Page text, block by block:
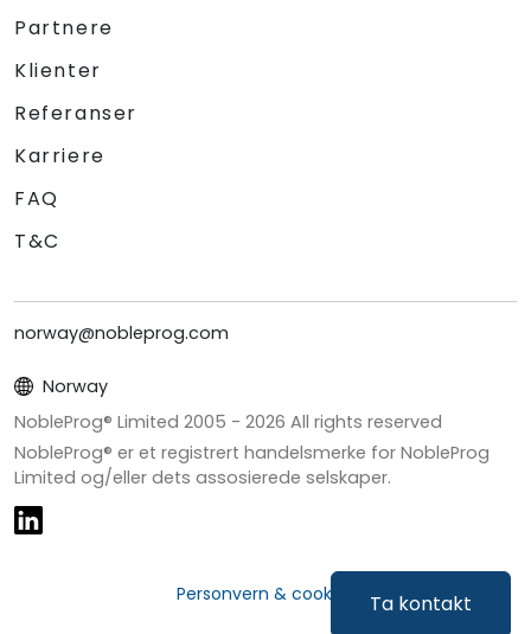
Ta kontakt
Partnere
Klienter
Referanser
Karriere
FAQ
T&C
norway@nobleprog.com
Norway
NobleProg® Limited 2005 - 2026 All rights reserved
NobleProg® er et registrert handelsmerke for NobleProg
Limited og/eller dets assosierede selskaper.
Personvern & cookies